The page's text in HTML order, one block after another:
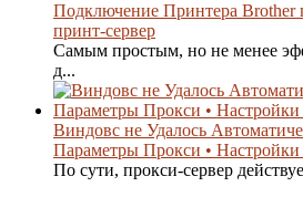
Подключение Принтера
принт-сервер
Самым простым, но не менее
д...
Виндовс не Удалось
Параметры Прокси • Настройки
По сути, прокси-сервер